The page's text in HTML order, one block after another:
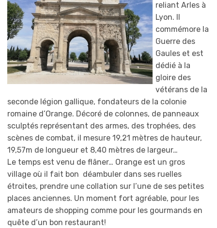
reliant Arles à
Lyon. Il
commémore la
Guerre des
Gaules et est
dédié à la
gloire des
vétérans de la
seconde légion gallique, fondateurs de la colonie
romaine d’Orange. Décoré de colonnes, de panneaux
sculptés représentant des armes, des trophées, des
scènes de combat, il mesure 19,21 mètres de hauteur,
19,57m de longueur et 8,40 mètres de largeur…
Le temps est venu de flâner… Orange est un gros
village où il fait bon déambuler dans ses ruelles
étroites, prendre une collation sur l’une de ses petites
places anciennes. Un moment fort agréable, pour les
amateurs de shopping comme pour les gourmands en
quête d’un bon restaurant!